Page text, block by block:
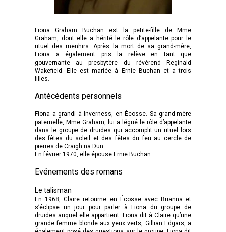
Fiona Graham Buchan est la petite-fille de Mme
Graham, dont elle a hérité le rôle d’appelante pour le
rituel des menhirs. Après la mort de sa grand-mère,
Fiona a également pris la relève en tant que
gouvernante au presbytère du révérend Reginald
Wakefield. Elle est mariée à Ernie Buchan et a trois
filles.
Antécédents personnels
Fiona a grandi à Inverness, en Écosse. Sa grand-mère
paternelle, Mme Graham, lui a légué le rôle d’appelante
dans le groupe de druides qui accomplit un rituel lors
des fêtes du soleil et des fêtes du feu au cercle de
pierres de Craigh na Dun.
En février 1970, elle épouse Ernie Buchan.
Evénements des romans
Le talisman
En 1968, Claire retourne en Écosse avec Brianna et
s’éclipse un jour pour parler à Fiona du groupe de
druides auquel elle appartient. Fiona dit à Claire qu’une
grande femme blonde aux yeux verts, Gillian Edgars, a